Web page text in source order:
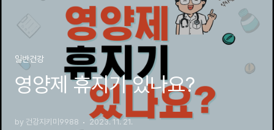
일반건강
영양제 휴지기 있나요?
by 건강지키미9988 2023. 11. 21.